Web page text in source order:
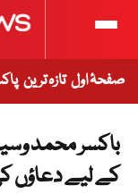
صفحۂ اول تازہ ترین
باکسر محمد
کے لیے دعاؤں